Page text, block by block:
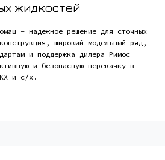
жидкостей
– надежное решение для сточных
широкий модельный ряд,
и поддержка дилера Римос
и безопасную перекачку в
и с/х.